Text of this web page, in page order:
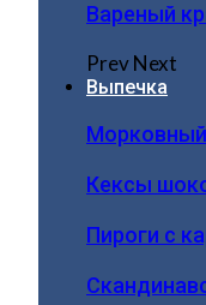
Вареный
PrevNext
Выпечка
Морковный
Кексы
Пироги c